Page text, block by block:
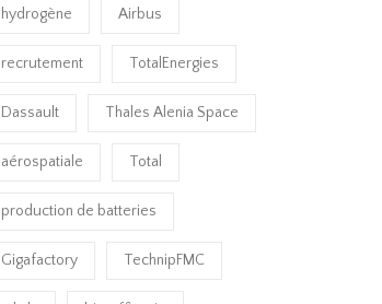
hydrogène Airbus
recrutement TotalEnergies
Dassault Thales Alenia Space
aérospatiale Total
production de batteries
Gigafactory TechnipFMC